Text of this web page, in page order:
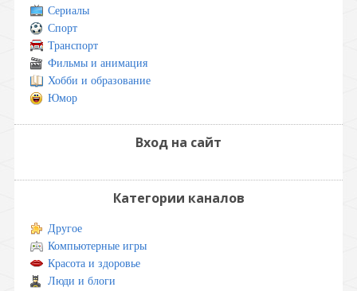
Сериалы
Спорт
Транспорт
Фильмы и анимация
Хобби и образование
Юмор
Вход на сайт
Категории каналов
Другое
Компьютерные игры
Красота и здоровье
Люди и блоги